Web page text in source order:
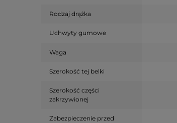
Rodzaj drążka
Uchwyty gumowe
Waga
Szerokość tej belki
Szerokość części
zakrzywionej
Zabezpieczenie przed